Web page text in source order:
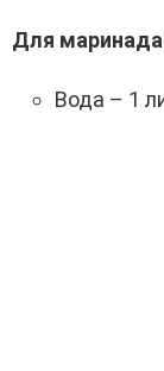
Для
Вода – 1